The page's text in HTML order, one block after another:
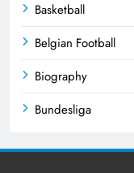
Basketball
Belgian Football
Biography
Bundesliga